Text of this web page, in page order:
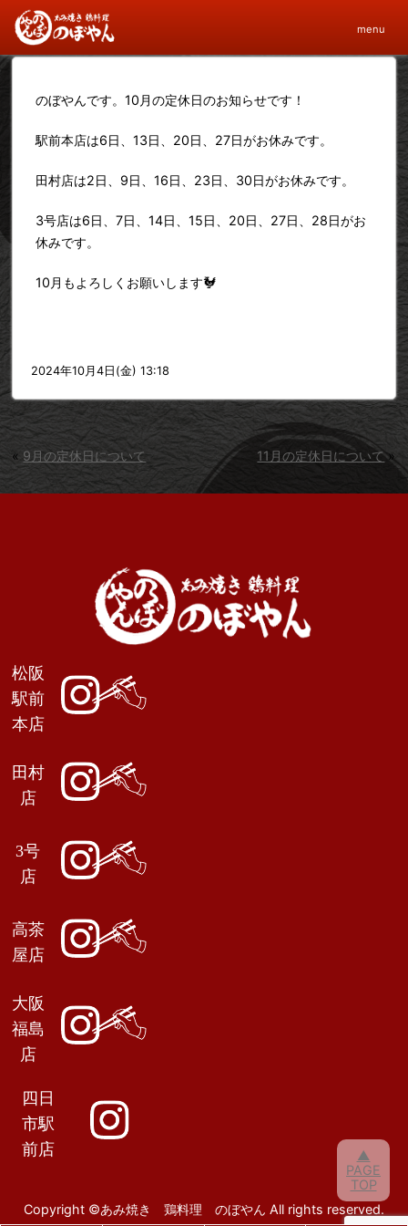
menu
10月の定休日について
のぼやんです。10月の定休日のお知らせです！
駅前本店は6日、13日、20日、27日がお休みです。
田村店は2日、9日、16日、23日、30日がお休みです。
3号店は6日、7日、14日、15日、20日、27日、28日がお
休みです。
10月もよろしくお願いします🐓
2024年10月4日(金) 13:18
« 9月の定休日について 11月の定休日について»
松阪
駅前
本店
田村
店
3号
店
高茶
屋店
大阪
福島
店
四日
市駅
前店
Copyright ©あみ焼き 鶏料理 のぼやん All rights reserved.
▲
PAGE
TOP